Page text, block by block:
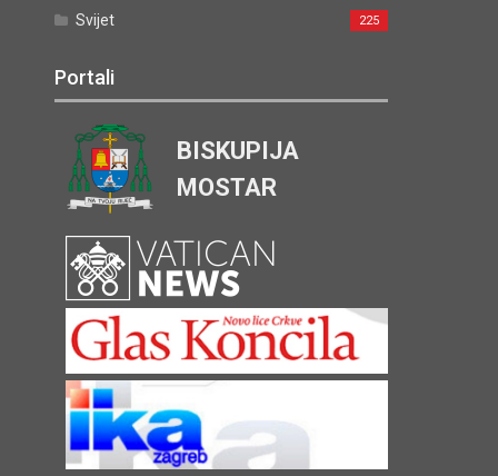
Svijet 225
Portali
BISKUPIJA
MOSTAR